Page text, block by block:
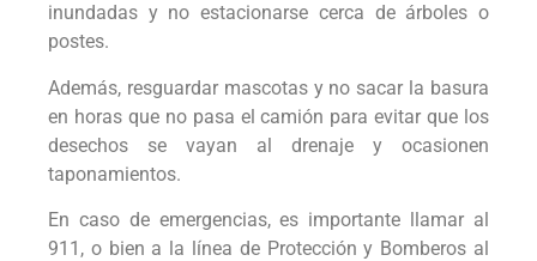
inundadas y no estacionarse cerca de árboles o
postes.
Además, resguardar mascotas y no sacar la basura
en horas que no pasa el camión para evitar que los
desechos se vayan al drenaje y ocasionen
taponamientos.
En caso de emergencias, es importante llamar al
911, o bien a la línea de Protección y Bomberos al